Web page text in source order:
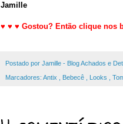
Jamille
♥ ♥ ♥ Gostou? Então clique nos
Postado por Jamille - Blog Achados e
Marcadores: Antix Bebecê Looks